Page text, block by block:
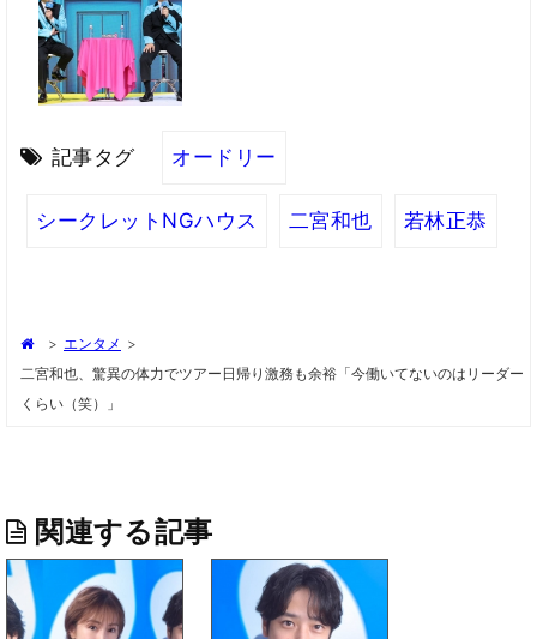
記事タグ オードリー
シークレットNGハウス 二宮和也 若林正恭
> エンタメ >
二宮和也、驚異の体力でツアー日帰り激務も余裕「今働いてないのはリーダー
くらい（笑）」
関連する記事